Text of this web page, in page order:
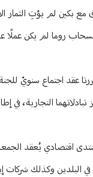
مع بكين لم يؤتِ الثمار
روما لم يكن عملًا
عقد اجتماع سنويّ للجنة
التجارية، في
اقتصادي يُعقد
وكذلك شركات